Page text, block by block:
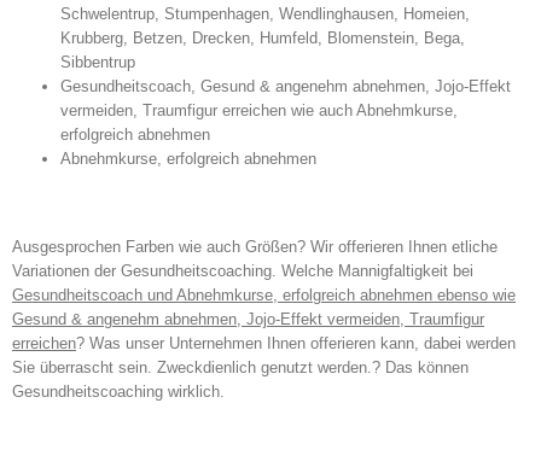
Schwelentrup, Stumpenhagen, Wendlinghausen, Homeien,
Krubberg, Betzen, Drecken, Humfeld, Blomenstein, Bega,
Sibbentrup
Gesundheitscoach, Gesund & angenehm abnehmen, Jojo-Effekt
vermeiden, Traumfigur erreichen wie auch Abnehmkurse,
erfolgreich abnehmen
Abnehmkurse, erfolgreich abnehmen
Ausgesprochen Farben wie auch Größen? Wir offerieren Ihnen etliche
Variationen der Gesundheitscoaching. Welche Mannigfaltigkeit bei
Gesundheitscoach und Abnehmkurse, erfolgreich abnehmen ebenso wie
Gesund & angenehm abnehmen, Jojo-Effekt vermeiden, Traumfigur
erreichen? Was unser Unternehmen Ihnen offerieren kann, dabei werden
Sie überrascht sein. Zweckdienlich genutzt werden.? Das können
Gesundheitscoaching wirklich.